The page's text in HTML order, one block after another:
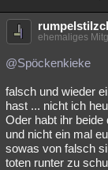
ehemaliges
@Spöckenkieke
falsch und wieder
hast ... nicht ich
Oder habt ihr beide
und nicht ein mal
sowas von falsch
toten runter zu